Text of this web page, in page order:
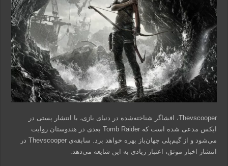
Thevscooper، افشاگر شناخته‌شده در دنیای بازی، با انتشار پستی در
ایکس مدعی شده است که Tomb Raider بعدی در هندوستان روایت
می‌شود و از گیم‌پلی جهان‌باز بهره خواهد برد. سابقه‌ی Thevscooper در
انتشار اخبار موثق، اعتبار زیادی به این شایعه می‌دهد.